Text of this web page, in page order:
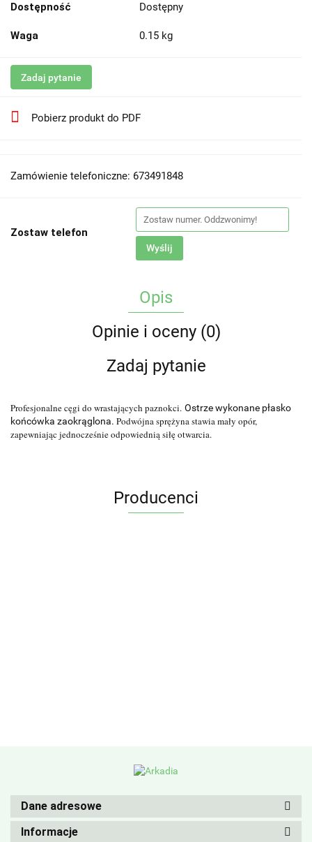
Dostępność Dostępny
Waga 0.15 kg
Zadaj pytanie
Pobierz produkt do PDF
Zamówienie telefoniczne: 673491848
Zostaw telefon
Wyślij
Opis
Opinie i oceny (0)
Zadaj pytanie
Profesjonalne cęgi do wrastających paznokci. Ostrze wykonane płasko
końcówka zaokrąglona. Podwójna sprężyna stawia mały opór,
zapewniając jednocześnie odpowiednią siłę otwarcia.
Producenci
Dane adresowe
Informacje